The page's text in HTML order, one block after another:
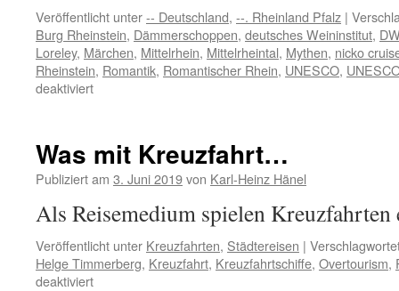
Veröffentlicht unter-- Deutschland, --. Rheinland Pfalz |
Burg Rheinstein, Dämmerschoppen, deutsches Weininstitut,
Loreley, Märchen, Mittelrhein, Mittelrheintal, Mythen, nicko
Rheinstein, Romantik, Romantischer Rhein, UNESCO,
deaktiviertfür
am
Rhein
Was mit Kreuzfahrt…
Publiziert am 3. Juni 2019von Karl-Heinz Hänel
Als Reisemedium spielen
Veröffentlicht unter Kreuzfahrten, Städtereisen |
Helge Timmerberg, Kreuzfahrt, Kreuzfahrtschiffe, Overtourism,
deaktiviertfür